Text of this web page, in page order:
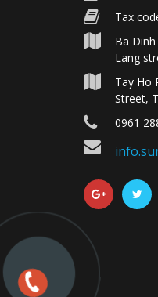
Tax
Ba
Lang
Tay Ho
Street,
0961